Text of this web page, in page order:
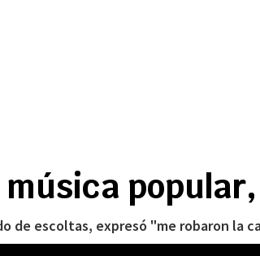
música
de escoltas, expresó "me robaron la